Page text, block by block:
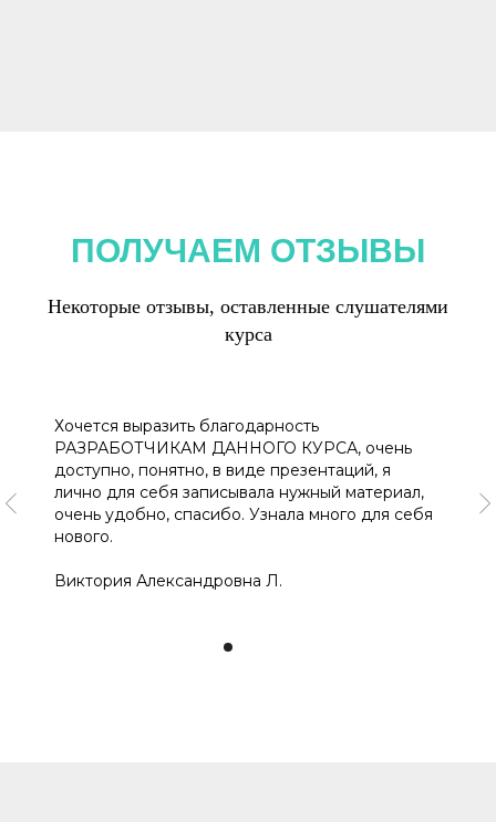
ПОЛУЧАЕМ ОТЗЫВЫ
Некоторые отзывы, оставленные слушателями
курса
Специалисты нашего учреждения не первый
раз обучаются у вас. Радует не формальный
подход к процессу обучения. Нужно изучить
предмет, ответить на промежуточные вопросы
и только при положительном ответе есть
возможность двигаться дальше. Все конкретно.